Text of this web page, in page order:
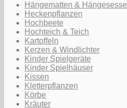
Hängematten & Hängesessel
Heckenpflanzen
Hochbeete
Hochteich & Teich
Kartoffeln
Kerzen & Windlichter
Kinder Spielgeräte
Kinder Spielhäuser
Kissen
Kletterpflanzen
Körbe
Kräuter